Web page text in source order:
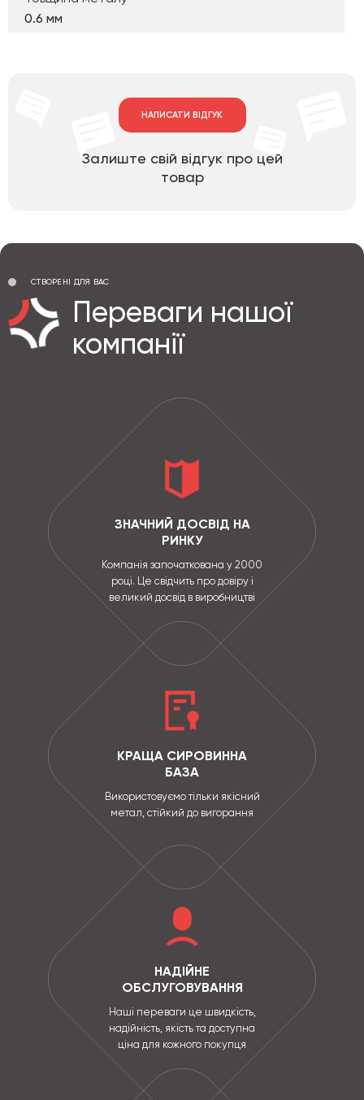
0.6 мм
НАПИСАТИ ВІДГУК
Залиште свій відгук про цей
товар
СТВОРЕНІ ДЛЯ ВАС
Переваги нашої
компанії
ЗНАЧНИЙ ДОСВІД НА
РИНКУ
Компанія започаткована у 2000
році. Це свідчить про довіру і
великий досвід в виробництві
КРАЩА СИРОВИННА
БАЗА
Використовуємо тільки якісний
метал, стійкий до вигорання
НАДІЙНЕ
ОБСЛУГОВУВАННЯ
Наші переваги це швидкість,
надійність, якість та доступна
ціна для кожного покупця